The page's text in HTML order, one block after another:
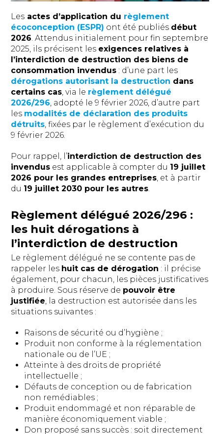
Les actes d’application du règlement
écoconception (ESPR) ont été publiés début
2026 . Attendus initialement pour fin septembre
2025, ils précisent les exigences relatives à
l’interdiction de destruction des biens de
consommation invendus : d’une part les
dérogations autorisant la destruction dans
certains cas , via le règlement délégué
2026/296 , adopté le 9 février 2026, d’autre part
les modalités de déclaration des produits
détruits , fixées par le règlement d’exécution du
9 février 2026.
Pour rappel, l’interdiction de destruction des
invendus est applicable à compter du 19 juillet
2026 pour les grandes entreprises , et à partir
du 19 juillet 2030 pour les autres
Règlement délégué 2026/296 :
les huit dérogations à
l’interdiction de destruction
Le règlement délégué ne se contente pas de
rappeler les huit cas de dérogation : il précise
également, pour chacun, les pièces justificatives
à produire. Sous réserve de pouvoir être
justifiée, la destruction est autorisée dans les
situations suivantes :
Raisons de sécurité ou d’hygiène ;
Produit non conforme à la réglementation
nationale ou de l’UE ;
Atteinte à des droits de propriété
intellectuelle ;
Défauts de conception ou de fabrication
non remédiables ;
Produit endommagé et non réparable de
manière économiquement viable ;
Don proposé sans succès : soit directement